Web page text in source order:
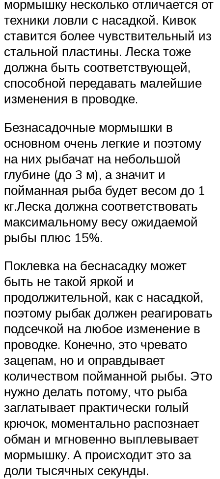
мормышку несколько отличается от
техники ловли с насадкой. Кивок
ставится более чувствительный из
стальной пластины. Леска тоже
должна быть соответствующей,
способной передавать малейшие
изменения в проводке.
Безнасадочные мормышки в
основном очень легкие и поэтому
на них рыбачат на небольшой
глубине (до 3 м), а значит и
пойманная рыба будет весом до 1
кг.Леска должна соответствовать
максимальному весу ожидаемой
рыбы плюс 15%.
Поклевка на беснасадку может
быть не такой яркой и
продолжительной, как с насадкой,
поэтому рыбак должен реагировать
подсечкой на любое изменение в
проводке. Конечно, это чревато
зацепам, но и оправдывает
количеством пойманной рыбы. Это
нужно делать потому, что рыба
заглатывает практически голый
крючок, моментально распознает
обман и мгновенно выплевывает
мормышку. А происходит это за
доли тысячных секунды.